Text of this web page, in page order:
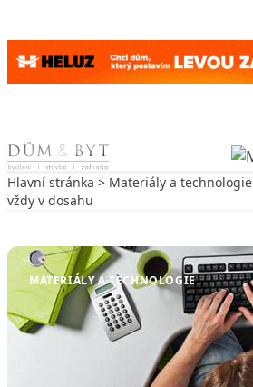
Skip to content
Hlavní stránka > Materiály a technologie
vždy v dosahu
MATERIÁLY A TECHNOLOGIE